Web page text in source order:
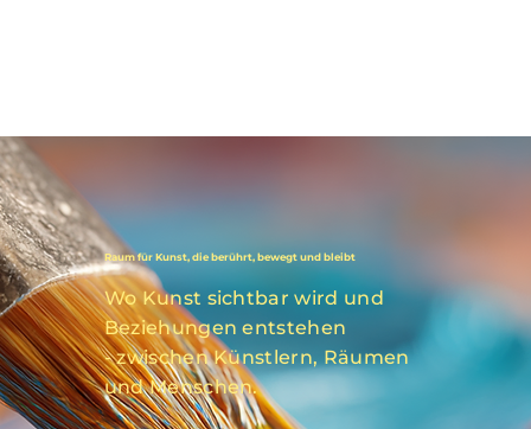
Raum für Kunst, dieberührt, bewegt und bleibt
Wo Kunst sichtbar wird und
Beziehungen entstehen
- zwischen Künstlern, Räumen
und Menschen.